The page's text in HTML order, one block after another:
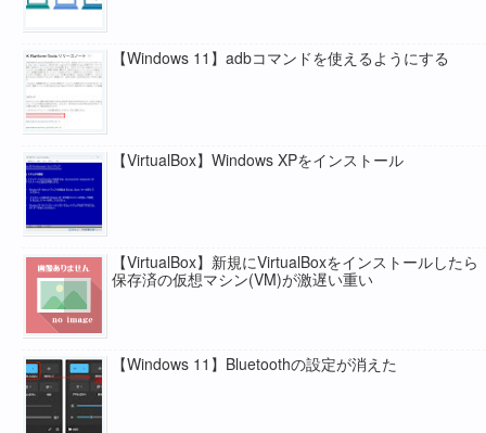
【Windows 11】adbコマンドを使えるようにする
【VirtualBox】Windows XPをインストール
【VirtualBox】新規にVirtualBoxをインストールしたら
保存済の仮想マシン(VM)が激遅い重い
【Windows 11】Bluetoothの設定が消えた